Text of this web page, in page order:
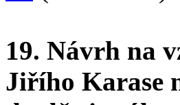
19. Návrh na
Jiřího Karase